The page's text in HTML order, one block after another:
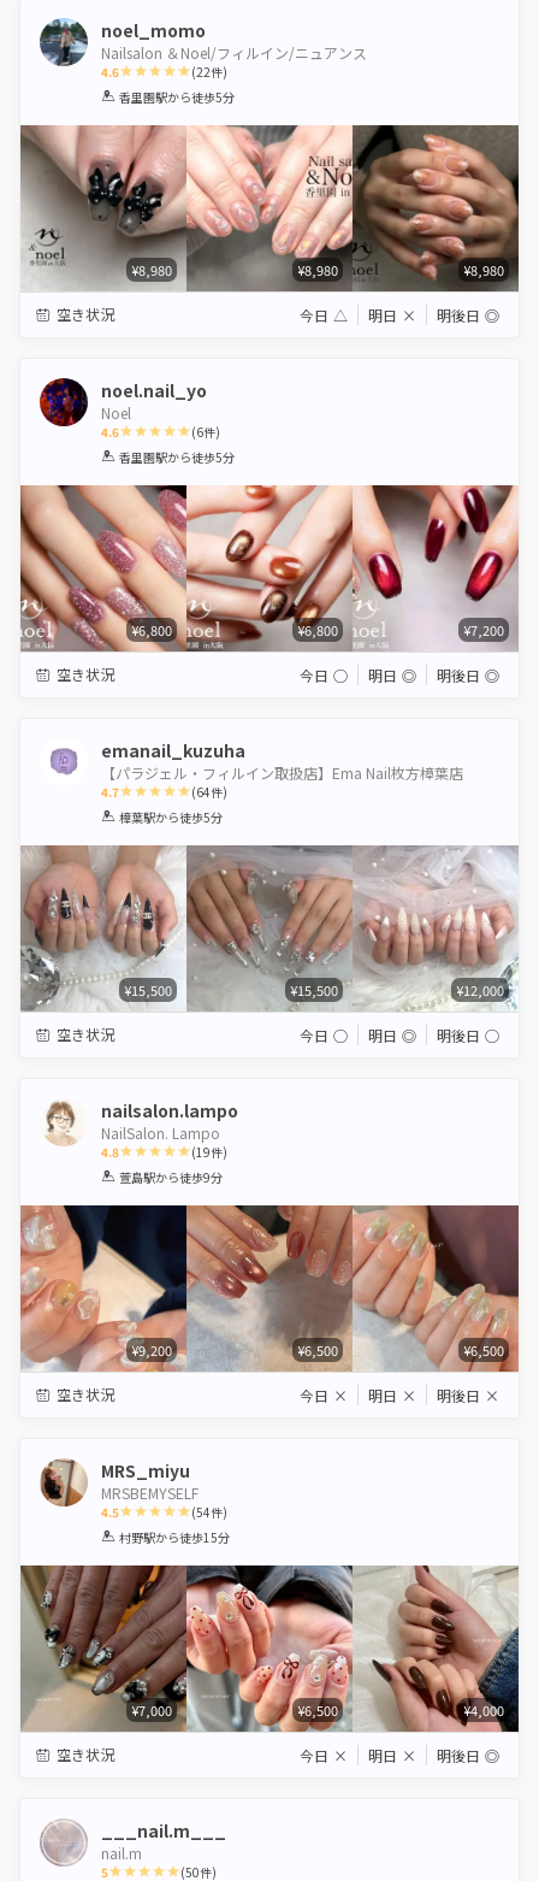
noel_momo
Nailsalon ＆Noel/フィルイン/ニュアンス
4.6
1 2 3 4 5
(22件)
香里園駅から徒歩5分
¥8,980 ¥8,980 ¥8,980
空き状況 今日 △ 明日 × 明後日 ◎
noel.nail_yo
Noel
4.6
1 2 3 4 5
(6件)
香里園駅から徒歩5分
¥6,800 ¥6,800 ¥7,200
空き状況 今日 ◯ 明日 ◎ 明後日 ◎
emanail_kuzuha
【パラジェル・フィルイン取扱店】Ema Nail枚方樟葉店
4.7
1 2 3 4 5
(64件)
樟葉駅から徒歩5分
¥15,500 ¥15,500 ¥12,000
空き状況 今日 ◯ 明日 ◎ 明後日 ◯
nailsalon.lampo
NailSalon. Lampo
4.8
1 2 3 4 5
(19件)
萱島駅から徒歩9分
¥9,200 ¥6,500 ¥6,500
空き状況 今日 × 明日 × 明後日 ×
MRS_miyu
MRSBEMYSELF
4.5
1 2 3 4 5
(54件)
村野駅から徒歩15分
¥7,000 ¥6,500 ¥4,000
空き状況 今日 × 明日 × 明後日 ◎
___nail.m___
nail.m
5 (50件)